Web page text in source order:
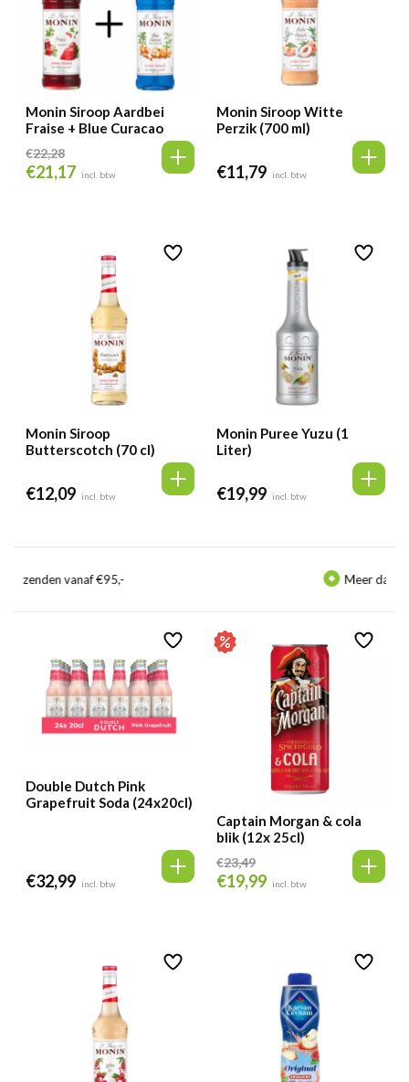
Monin Siroop Aardbei
Fraise + Blue Curacao
€22,28
Oorspronkelijke
€21,17 Huidige
incl. btw
Monin Siroop Witte
Perzik (700 ml)
€11,79 incl. btw
Monin Siroop
Butterscotch (70 cl)
€12,09 incl. btw
Monin Puree Yuzu (1
Liter)
€19,99 incl. btw
350.000klanten gingen
Double Dutch Pink
Grapefruit Soda (24x20cl)
€32,99 incl. btw
Captain Morgan & cola
blik (12x 25cl)
€23,49
Oorspronkelijke
€19,99 Huidige
incl. btw